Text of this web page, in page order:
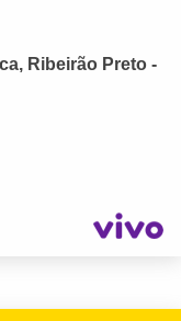
Ribeirão Preto -